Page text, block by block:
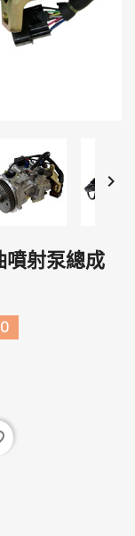

射泵總成